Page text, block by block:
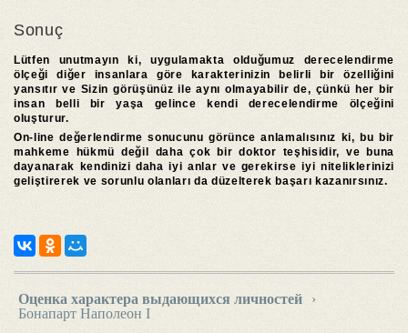
Sonuç
Lütfen unutmayın ki, uygulamakta olduğumuz derecelendirme
ölçeği diğer insanlara göre karakterinizin belirli bir özelliğini
yansıtır ve Sizin görüşünüz ile aynı olmayabilir de, çünkü her bir
insan belli bir yaşa gelince kendi derecelendirme ölçeğini
oluşturur.
On-line değerlendirme sonucunu görünce anlamalısınız ki, bu bir
mahkeme hükmü değil daha çok bir doktor teşhisidir, ve buna
dayanarak kendinizi daha iyi anlar ve gerekirse iyi niteliklerinizi
geliştirerek ve sorunlu olanları da düzelterek başarı kazanırsınız.
Оценка характера выдающихся личностей
›
Бонапарт Наполеон I